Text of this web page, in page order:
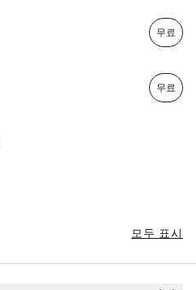
04:00 - 22:00
04:00 - 22:00
무료
무료
모두 표시